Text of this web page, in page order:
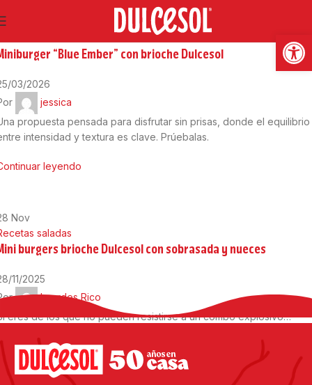
“Blue Ember” con brioche Dulcesol
03/2026
jessica
propuesta pensada para disfrutar sin prisas, donde el equilibrio
intensidad y textura es clave. Prúebalas.
leyendo
Nov
saladas
burgers brioche Dulcesol con sobrasada y nueces
11/2025
Lourdes Rico
eres de los que no pueden resistirse a un combo explosivo…
mezcla de nuestros panes de burger mini brioche Dulcesol con
picante es pura tentación.